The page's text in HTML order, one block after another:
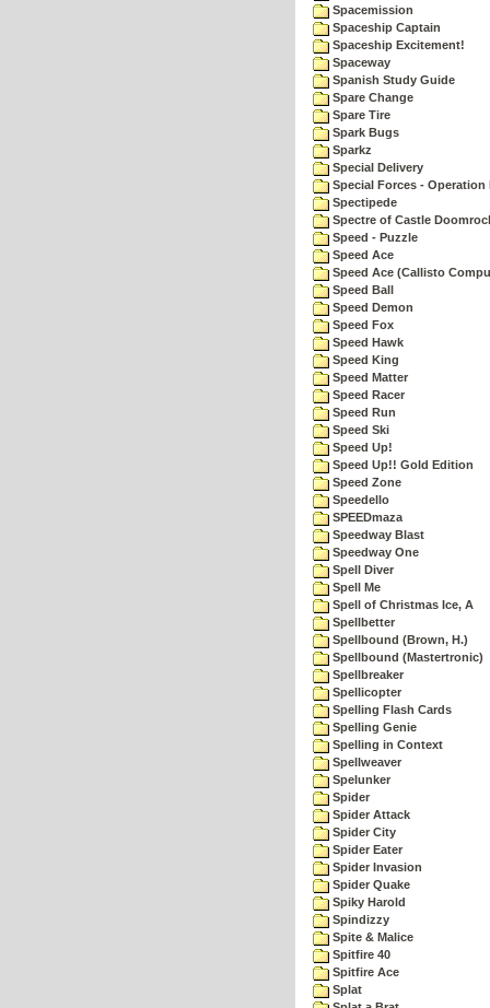
Spacemission
Spaceship Captain
Spaceship Excitement!
Spaceway
Spanish Study Guide
Spare Change
Spare Tire
Spark Bugs
Sparkz
Special Delivery
Special Forces - Operation
Spectipede
Spectre of Castle
Speed - Puzzle
Speed Ace
Speed Ace (Callisto
Speed Ball
Speed Demon
Speed Fox
Speed Hawk
Speed King
Speed Matter
Speed Racer
Speed Run
Speed Ski
Speed Up!
Speed Up!! Gold Edition
Speed Zone
Speedello
SPEEDmaza
Speedway Blast
Speedway One
Spell Diver
Spell Me
Spell of Christmas Ice, A
Spellbetter
Spellbound (Brown, H.)
Spellbound (Mastertronic)
Spellbreaker
Spellicopter
Spelling Flash Cards
Spelling Genie
Spelling in Context
Spellweaver
Spelunker
Spider
Spider Attack
Spider City
Spider Eater
Spider Invasion
Spider Quake
Spiky Harold
Spindizzy
Spite & Malice
Spitfire 40
Spitfire Ace
Splat